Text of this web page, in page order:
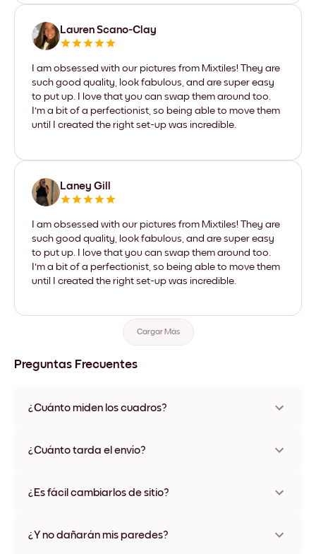
Lauren Scano-Clay
I am obsessed with our pictures from Mixtiles! They are
such good quality, look fabulous, and are super easy
to put up. I love that you can swap them around too.
I'm a bit of a perfectionist, so being able to move them
until I created the right set-up was incredible.
Laney Gill
I am obsessed with our pictures from Mixtiles! They are
such good quality, look fabulous, and are super easy
to put up. I love that you can swap them around too.
I'm a bit of a perfectionist, so being able to move them
until I created the right set-up was incredible.
Cargar Más
Preguntas Frecuentes
¿Cuánto miden los cuadros?
varios materiales y colores de marco, incluidas opciones sin
¿Cuánto tarda el envío?
disponibles en algunos países. Te enviaremos un número de
¿Es fácil cambiarlos de sitio?
ningún daño
¿Y no dañarán mis paredes?